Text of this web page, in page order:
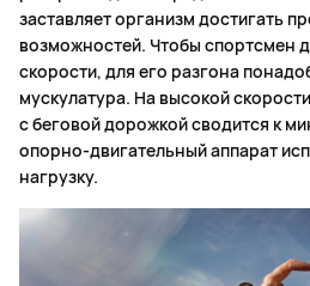
заставляет организм достигать
возможностей. Чтобы спортсмен
скорости, для его разгона
мускулатура. На высокой
с беговой дорожкой сводится к
опорно-двигательный аппарат
нагрузку.